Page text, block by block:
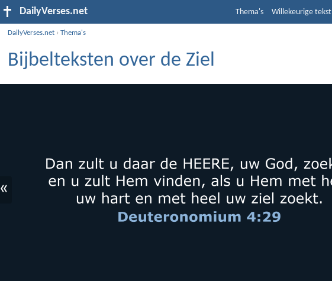
DailyVerses.net Thema's Willekeurige tekst
DailyVerses.net ›Thema's
Bijbelteksten over de Ziel
«